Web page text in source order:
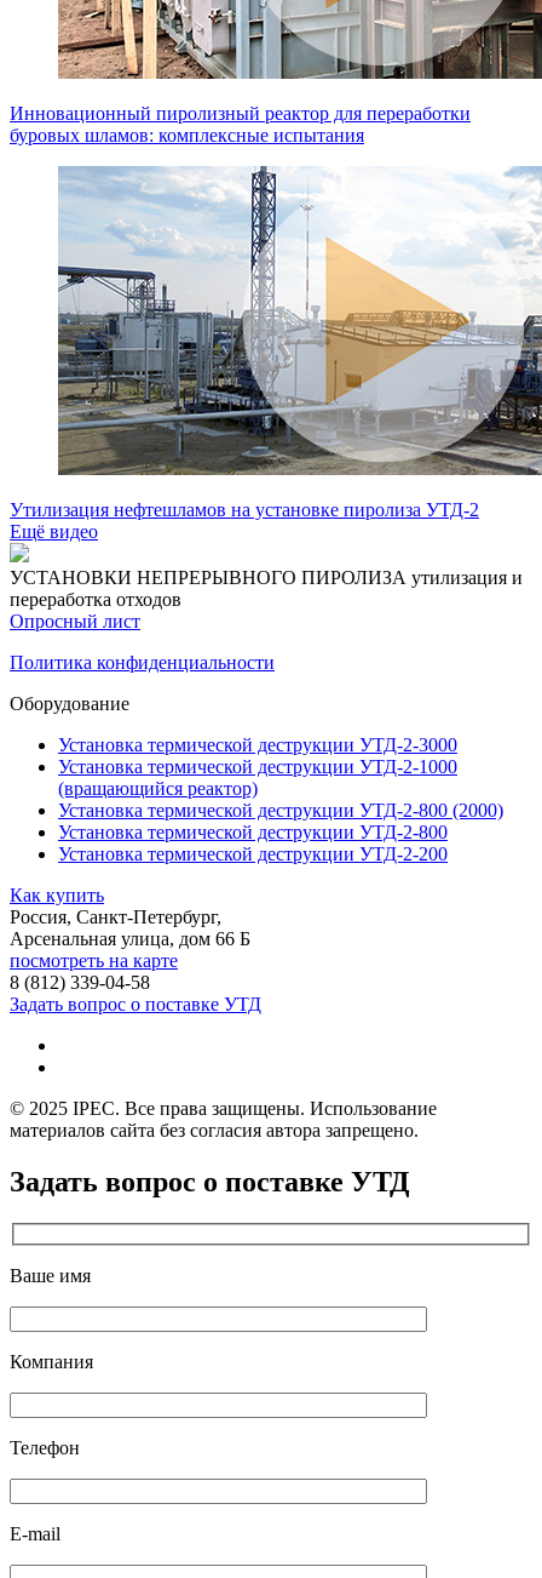
Инновационный пиролизный реактор для переработки
буровых шламов: комплексные испытания
Утилизация нефтешламов на установке пиролиза УТД-2
Ещё видео
УСТАНОВКИ НЕПРЕРЫВНОГО ПИРОЛИЗА утилизация и
переработка отходов
Опросный лист
Политика конфиденциальности
Оборудование
Установка термической деструкции УТД-2-3000
Установка термической деструкции УТД-2-1000
(вращающийся реактор)
Установка термической деструкции УТД-2-800 (2000)
Установка термической деструкции УТД-2-800
Установка термической деструкции УТД-2-200
Как купить
Россия, Санкт-Петербург,
Арсенальная улица, дом 66 Б
посмотреть на карте
8 (812) 339-04-58
Задать вопрос о поставке УТД
© 2025 IPEC. Все права защищены. Использование
материалов сайта без согласия автора запрещено.
Задать вопрос о поставке УТД
Ваше имя
Компания
Телефон
E-mail